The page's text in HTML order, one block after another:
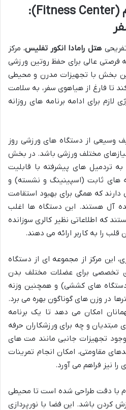
۱.۱. مرکز تناسب اندام (Fitness Center):
هتل رامادا انکور تفلیس، مرکز
عالی برای حفظ روتین ورزشی
بخش با تجهیزات مدرن و محیطی
تا فارغ از هیاهوی سفر، به سلامت
برای ادامه برنامه های روزانه
وسیعی از دستگاه های ورزشی روز
مختلف ورزشی باشد. در بخش
تردمیل های پیشرفته با قابلیت
های ثابت (اسپینینگ و نشسته) و
که همگی برای بهبود استقامت
آل هستند. این دستگاه ها اغلب
که اطلاعاتی نظیر کالری سوزانده
را به کاربر ارائه می دهند.
این مرکز از مجموعه ای از دستگاه
تخصصی برای عضلات مختلف بدن
های کششی) و همچنین وزنه
در وزن های گوناگون بهره می برد.
امکان می دهد تا یک برنامه
مبتدیان و چه برای ورزشکاران حرفه
وجود تجهیزات جانبی مانند مت های
مقاومتی، امکان انجام تمرینات
نیز فراهم می آورد.
با دقت طراحی شده است تا محیطی
کردن باشد. این فضا با نورپردازی